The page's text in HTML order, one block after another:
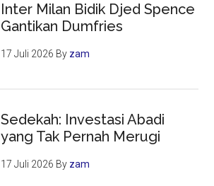
Inter Milan Bidik Djed Spence
Gantikan Dumfries
17 Juli 2026 By zam
Sedekah: Investasi Abadi
yang Tak Pernah Merugi
17 Juli 2026 By zam